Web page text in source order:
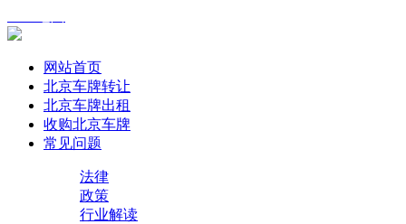
网站首页
北京车牌转让
北京车牌出租
收购北京车牌
常见问题
法律
政策
行业解读